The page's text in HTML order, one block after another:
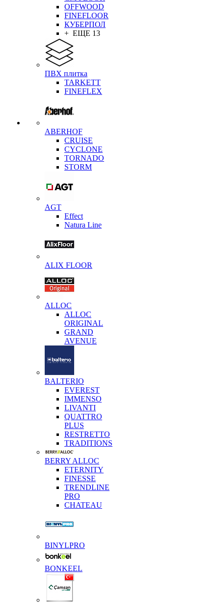
OFFWOOD
FINEFLOOR
КУБЕРПОЛ
+ ЕЩЕ 13
ПВХ плитка
TARKETT
FINEFLEX
ABERHOF
CRUISE
CYCLONE
TORNADO
STORM
AGT
Effect
Natura Line
ALIX FLOOR
ALLOC
ALLOC
ORIGINAL
GRAND
AVENUE
BALTERIO
EVEREST
IMMENSO
LIVANTI
QUATTRO
PLUS
RESTRETTO
TRADITIONS
BERRY ALLOC
ETERNITY
FINESSE
TRENDLINE
PRO
CHATEAU
BINYLPRO
BONKEEL